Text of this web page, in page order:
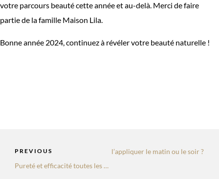
votre parcours beauté cette année et au-delà. Merci de faire
partie de la famille Maison Lila.
Bonne année 2024, continuez à révéler votre beauté naturelle !
PREVIOUS
Pureté et efficacité toutes les raisons importantes de choisir exclusivement une Huile de Figue de Barbarie Pure.
pépins de figue de barbarie : faut-il l’appliquer le matin ou le soir ?